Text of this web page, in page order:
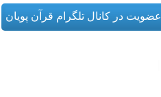
عضویت در کانال تلگرام قرآن پویان